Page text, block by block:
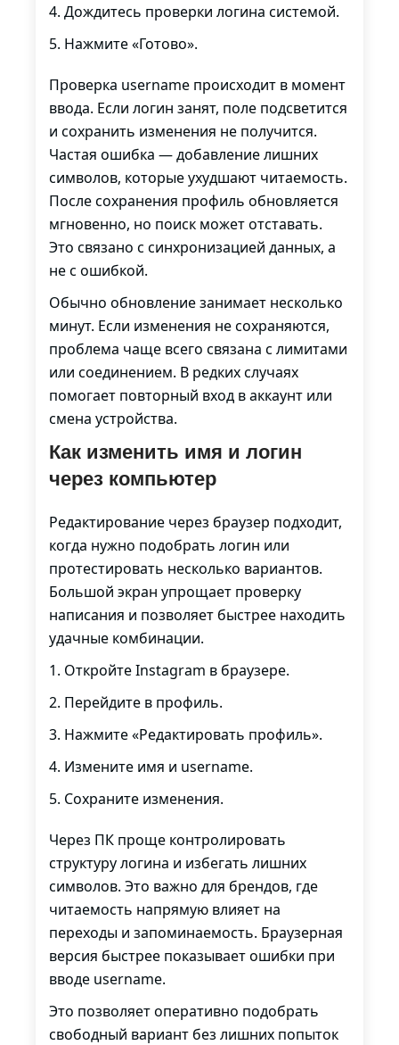
Дождитесь проверки логина системой.
Нажмите «Готово».
Проверка username происходит в момент
ввода. Если логин занят, поле подсветится
и сохранить изменения не получится.
Частая ошибка — добавление лишних
символов, которые ухудшают читаемость.
После сохранения профиль обновляется
мгновенно, но поиск может отставать.
Это связано с синхронизацией данных, а
не с ошибкой.
Обычно обновление занимает несколько
минут. Если изменения не сохраняются,
проблема чаще всего связана с лимитами
или соединением. В редких случаях
помогает повторный вход в аккаунт или
смена устройства.
Как изменить имя и логин
через компьютер
Редактирование через браузер подходит,
когда нужно подобрать логин или
протестировать несколько вариантов.
Большой экран упрощает проверку
написания и позволяет быстрее находить
удачные комбинации.
Откройте Instagram в браузере.
Перейдите в профиль.
Нажмите «Редактировать профиль».
Измените имя и username.
Сохраните изменения.
Через ПК проще контролировать
структуру логина и избегать лишних
символов. Это важно для брендов, где
читаемость напрямую влияет на
переходы и запоминаемость. Браузерная
версия быстрее показывает ошибки при
вводе username.
Это позволяет оперативно подобрать
свободный вариант без лишних попыток